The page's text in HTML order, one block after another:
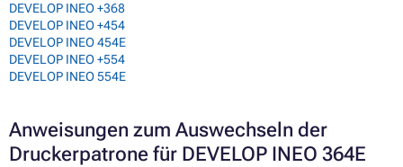
DEVELOP INEO +368
DEVELOP INEO +454
DEVELOP INEO 454E
DEVELOP INEO +554
DEVELOP INEO 554E
Anweisungen zum Auswechseln der
Druckerpatrone für DEVELOP INEO 364E